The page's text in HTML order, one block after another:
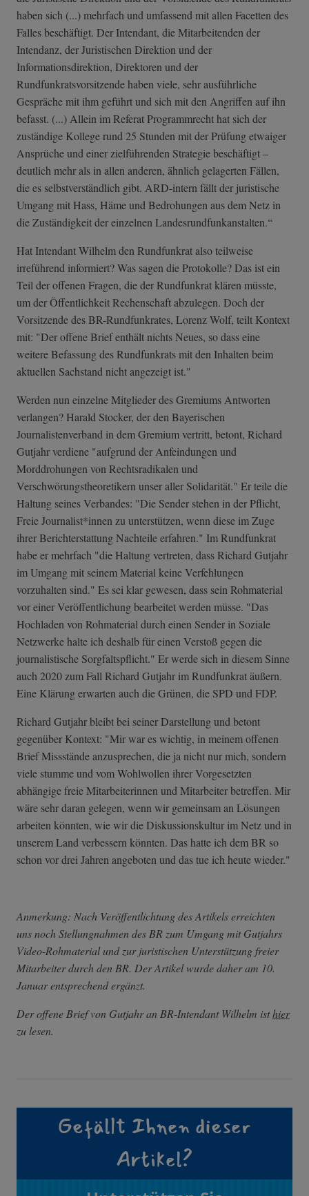
haben sich (...) mehrfach und umfassend mit allen Facetten des
Falles beschäftigt. Der Intendant, die Mitarbeitenden der
Intendanz, der Juristischen Direktion und der
Informationsdirektion, Direktoren und der
Rundfunkratsvorsitzende haben viele, sehr ausführliche
Gespräche mit ihm geführt und sich mit den Angriffen auf ihn
befasst. (...) Allein im Referat Programmrecht hat sich der
zuständige Kollege rund 25 Stunden mit der Prüfung etwaiger
Ansprüche und einer zielführenden Strategie beschäftigt –
deutlich mehr als in allen anderen, ähnlich gelagerten Fällen,
die es selbstverständlich gibt. ARD-intern fällt der juristische
Umgang mit Hass, Häme und Bedrohungen aus dem Netz in
die Zuständigkeit der einzelnen Landesrundfunkanstalten.“
Hat Intendant Wilhelm den Rundfunkrat also teilweise
irreführend informiert? Was sagen die Protokolle? Das ist ein
Teil der offenen Fragen, die der Rundfunkrat klären müsste,
um der Öffentlichkeit Rechenschaft abzulegen. Doch der
Vorsitzende des BR-Rundfunkrates, Lorenz Wolf, teilt Kontext
mit: "Der offene Brief enthält nichts Neues, so dass eine
weitere Befassung des Rundfunkrats mit den Inhalten beim
aktuellen Sachstand nicht angezeigt ist."
Werden nun einzelne Mitglieder des Gremiums Antworten
verlangen? Harald Stocker, der den Bayerischen
Journalistenverband in dem Gremium vertritt, betont, Richard
Gutjahr verdiene "aufgrund der Anfeindungen und
Morddrohungen von Rechtsradikalen und
Verschwörungstheoretikern unser aller Solidarität." Er teile die
Haltung seines Verbandes: "Die Sender stehen in der Pflicht,
Freie Journalist*innen zu unterstützen, wenn diese im Zuge
ihrer Berichterstattung Nachteile erfahren." Im Rundfunkrat
habe er mehrfach "die Haltung vertreten, dass Richard Gutjahr
im Umgang mit seinem Material keine Verfehlungen
vorzuhalten sind." Es sei klar gewesen, dass sein Rohmaterial
vor einer Veröffentlichung bearbeitet werden müsse. "Das
Hochladen von Rohmaterial durch einen Sender in Soziale
Netzwerke halte ich deshalb für einen Verstoß gegen die
journalistische Sorgfaltspflicht." Er werde sich in diesem Sinne
auch 2020 zum Fall Richard Gutjahr im Rundfunkrat äußern.
Eine Klärung erwarten auch die Grünen, die SPD und FDP.
Richard Gutjahr bleibt bei seiner Darstellung und betont
gegenüber Kontext: "Mir war es wichtig, in meinem offenen
Brief Missstände anzusprechen, die ja nicht nur mich, sondern
viele stumme und vom Wohlwollen ihrer Vorgesetzten
abhängige freie Mitarbeiterinnen und Mitarbeiter betreffen. Mir
wäre sehr daran gelegen, wenn wir gemeinsam an Lösungen
arbeiten könnten, wie wir die Diskussionskultur im Netz und in
unserem Land verbessern könnten. Das hatte ich dem BR so
schon vor drei Jahren angeboten und das tue ich heute wieder."
Anmerkung: Nach Veröffentlichtung des Artikels erreichten
uns noch Stellungnahmen des BR zum Umgang mit Gutjahrs
Video-Rohmaterial und zur juristischen Unterstützung freier
Mitarbeiter durch den BR. Der Artikel wurde daher am 10.
Januar entsprechend ergänzt.
Der offene Brief von Gutjahr an BR-Intendant Wilhelm isthier
zu lesen.
Gefällt Ihnen dieser
Artikel?